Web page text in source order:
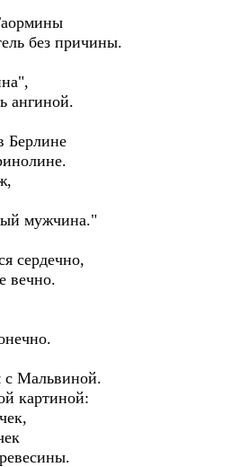
без причины.
ангиной.
Берлине
мужчина."
сердечно,
вечно.
с Мальвиной.
картиной: